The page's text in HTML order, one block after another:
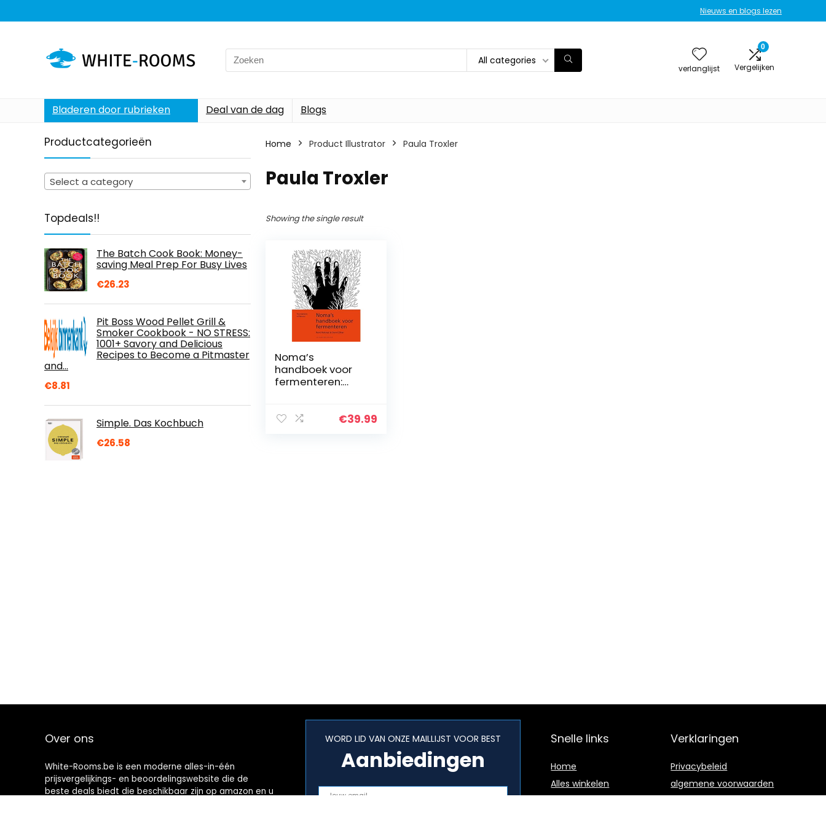
Nieuws en blogs lezen
Search
for:
All categories
verlanglijst
0
Vergelijken
Bladeren door rubrieken Deal van de dag Blogs
Productcategorieën
Select a category
Topdeals!!
The Batch Cook Book: Money-
saving Meal Prep For Busy Lives
€26.23
Pit Boss Wood Pellet Grill &
Smoker Cookbook - NO STRESS:
1001+ Savory and Delicious
Recipes to Become a Pitmaster
and…
€8.81
Simple. Das Kochbuch
€26.58
Home Product Illustrator Paula Troxler
Paula Troxler
Showing the single result
Noma’s
handboek voor
fermenteren:
€39.99
Over ons
White-Rooms.be is een moderne alles-in-één
prijsvergelijkings- en beoordelingswebsite die de
beste deals biedt die beschikbaar zijn op amazon en u
WORD LID VAN ONZE MAILLIJST VOOR BEST
Aanbiedingen
Snelle links
Home
Alles winkelen
Verklaringen
Privacybeleid
algemene voorwaarden